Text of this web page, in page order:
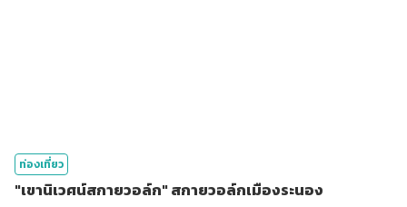
ท่องเที่ยว
"เขานิเวศน์สกายวอล์ก" สกายวอล์กเมืองระนอง